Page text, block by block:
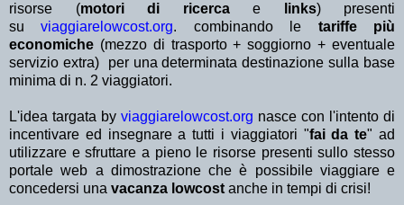
risorse (motori di ricerca e links) presenti
suviaggiarelowcost.org. combinando le tariffe più
economiche (mezzo di trasporto + soggiorno + eventuale
servizio extra)
per una determinata destinazione sulla base
minima di n. 2 viaggiatori.
L'idea targata by viaggiarelowcost.org nasce con l'intento di
incentivare ed insegnare a tutti i viaggiatori "fai da te" ad
utilizzare e sfruttare a pieno le risorse presenti sullo stesso
portale web a dimostrazione che è possibile viaggiare e
concedersi una vacanza lowcost anche in tempi di crisi!